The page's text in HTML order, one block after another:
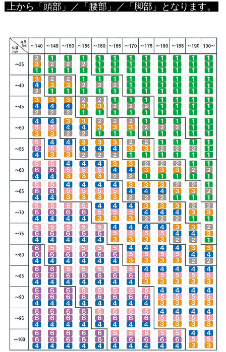
上から「頭部」／「腰部」／「脚部」となります。